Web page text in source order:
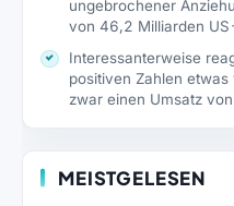
ungebrochener
von 46,2 Milliarden
Interessanterweise
positiven Zahlen
zwar einen Umsatz
MEISTGELESEN